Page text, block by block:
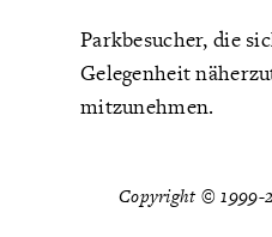
Parkbesucher, die
Gelegenheit
mitzunehmen.
Copyright © 1999-